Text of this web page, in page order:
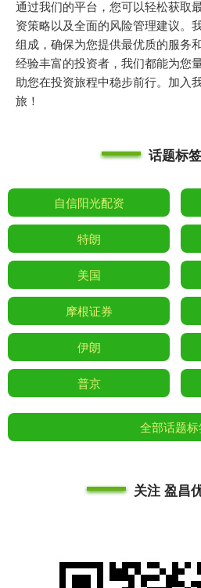
通过我们的平台，您可以轻松获取
资策略以及全面的风险管理建议。
组成，确保为您提供最优质的服务
经验丰富的投资者，我们都能为您
助您在投资旅程中稳步前行。加入
旅！
话题标签
自信阳光配资
特朗
美国
摩根证券
伊朗
普京
全部话题
关注 盈昌